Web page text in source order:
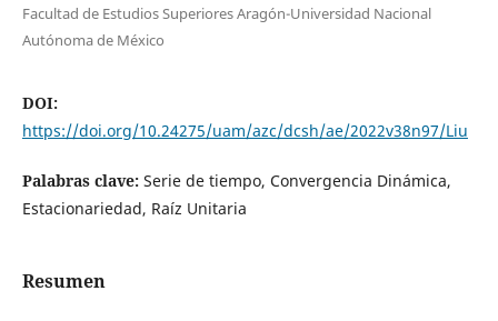
Facultad de Estudios Superiores Aragón-Universidad Nacional
Autónoma de México
DOI:
https://doi.org/10.24275/uam/azc/dcsh/ae/2022v38n97/Liu
Palabras clave: Serie de tiempo, Convergencia Dinámica,
Estacionariedad, Raíz Unitaria
Resumen